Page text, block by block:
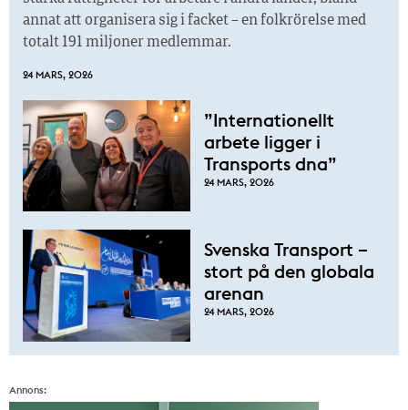
annat att organisera sig i facket – en folkrörelse med
totalt 191 miljoner medlemmar.
24 MARS, 2026
”Internationellt
arbete ligger i
Transports dna”
24 MARS, 2026
Svenska Transport –
stort på den globala
arenan
24 MARS, 2026
Annons: